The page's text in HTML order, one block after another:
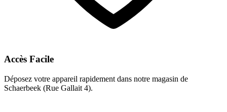
Accès Facile
Déposez votre appareil rapidement dans notre magasin de
Schaerbeek (Rue Gallait 4).